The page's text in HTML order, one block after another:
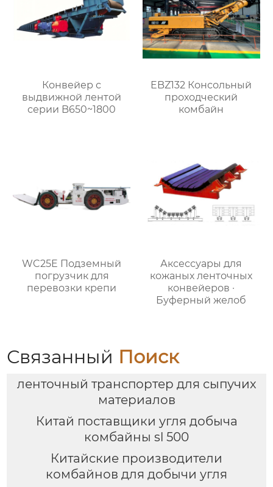
Конвейер с
выдвижной лентой
серии B650~1800
EBZ132 Консольный
проходческий
комбайн
WC25E Подземный
погрузчик для
перевозки крепи
Аксессуары для
кожаных ленточных
конвейеров ·
Буферный желоб
Связанный Поиск
ленточный транспортер для сыпучих
материалов
Китай поставщики угля добыча
комбайны sl 500
Китайские производители
комбайнов для добычи угля